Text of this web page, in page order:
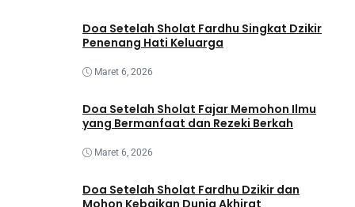
Doa Setelah Sholat Fardhu Singkat Dzikir
Penenang Hati Keluarga
Maret 6, 2026
Doa Setelah Sholat Fajar Memohon Ilmu
yang Bermanfaat dan Rezeki Berkah
Maret 6, 2026
Doa Setelah Sholat Fardhu Dzikir dan